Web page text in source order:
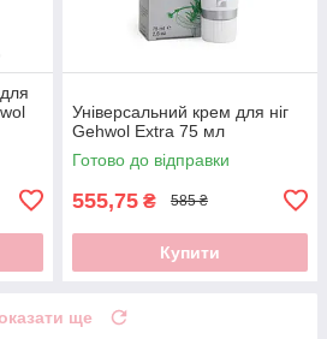
Універсальний крем для ніг
Gehwol Extra 75 мл
Готово до відправки
555,75 ₴ 585 ₴
Купити
ще